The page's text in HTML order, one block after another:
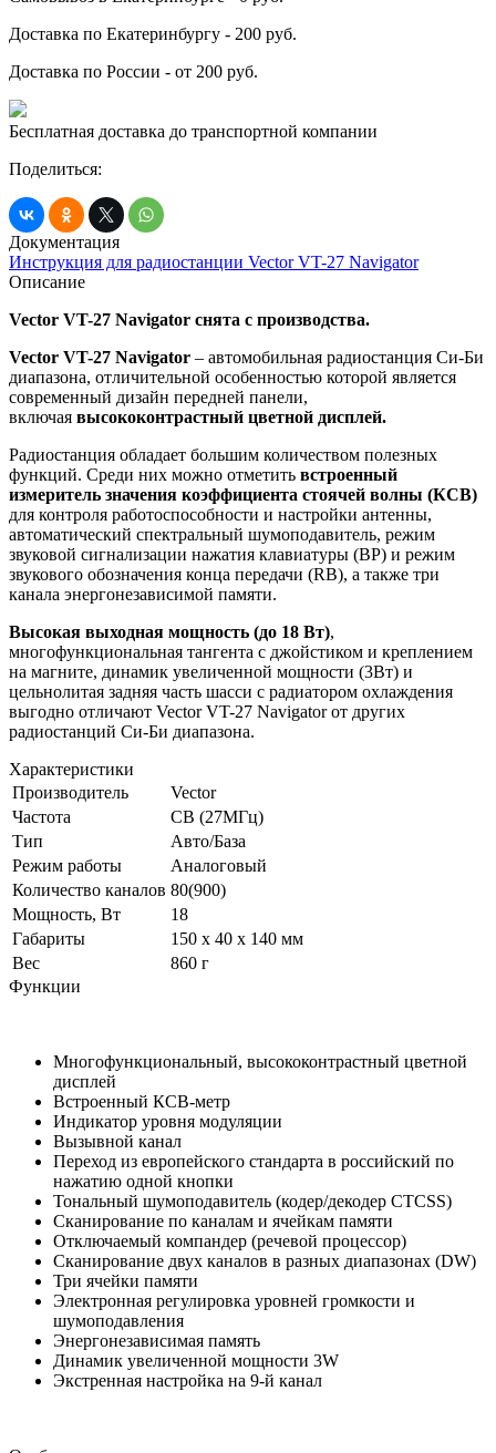
Доставка по Екатеринбургу - 200 руб.
Доставка по России - от 200 руб.
Бесплатная доставка до транспортной компании
Поделиться:
Документация
Инструкция для радиостанции Vector VT-27 Navigator
Описание
Vector VT-27 Navigator снята с производства.
Vector VT-27 Navigator – автомобильная радиостанция Си-Би
диапазона, отличительной особенностью которой является
современный дизайн передней панели,
включая высококонтрастный цветной дисплей.
Радиостанция обладает большим количеством полезных
функций. Среди них можно отметить встроенный
измеритель значения коэффициента стоячей волны (КСВ)
для контроля работоспособности и настройки антенны,
автоматический спектральный шумоподавитель, режим
звуковой сигнализации нажатия клавиатуры (BP) и режим
звукового обозначения конца передачи (RB), а также три
канала энергонезависимой памяти.
Высокая выходная мощность (до 18 Вт),
многофункциональная тангента с джойстиком и креплением
на магните, динамик увеличенной мощности (3Вт) и
цельнолитая задняя часть шасси с радиатором охлаждения
выгодно отличают Vector VT-27 Navigator от других
радиостанций Си-Би диапазона.
Характеристики
Производитель
Vector
Частота
CB (27МГц)
Тип
Авто/База
Режим работы
Аналоговый
Количество каналов 80(900)
Мощность, Вт
18
Габариты
150 х 40 х 140 мм
Вес
860 г
Функции
Многофункциональный, высококонтрастный цветной
дисплей
Встроенный КСВ-метр
Индикатор уровня модуляции
Вызывной канал
Переход из европейского стандарта в российский по
нажатию одной кнопки
Тональный шумоподавитель (кодер/декодер СТСSS)
Сканирование по каналам и ячейкам памяти
Отключаемый компандер (речевой процессор)
Сканирование двух каналов в разных диапазонах (DW)
Три ячейки памяти
Электронная регулировка уровней громкости и
шумоподавления
Энергонезависимая память
Динамик увеличенной мощности 3W
Экстренная настройка на 9-й канал